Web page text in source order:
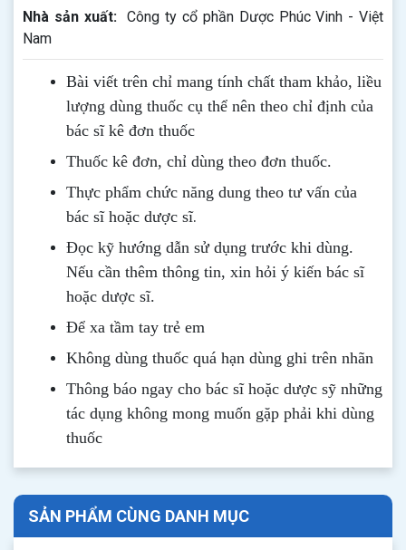
Nhà sản xuất: Công ty cổ phần Dược Phúc Vinh - Việt
Nam
Bài viết trên chỉ mang tính chất tham khảo, liều
lượng dùng thuốc cụ thể nên theo chỉ định của
bác sĩ kê đơn thuốc
Thuốc kê đơn, chỉ dùng theo đơn thuốc.
Thực phẩm chức năng dung theo tư vấn của
bác sĩ hoặc dược sĩ.
Đọc kỹ hướng dẫn sử dụng trước khi dùng.
Nếu cần thêm thông tin, xin hỏi ý kiến bác sĩ
hoặc dược sĩ.
Để xa tầm tay trẻ em
Không dùng thuốc quá hạn dùng ghi trên nhãn
Thông báo ngay cho bác sĩ hoặc dược sỹ những
tác dụng không mong muốn gặp phải khi dùng
thuốc
SẢN PHẨM CÙNG DANH MỤC